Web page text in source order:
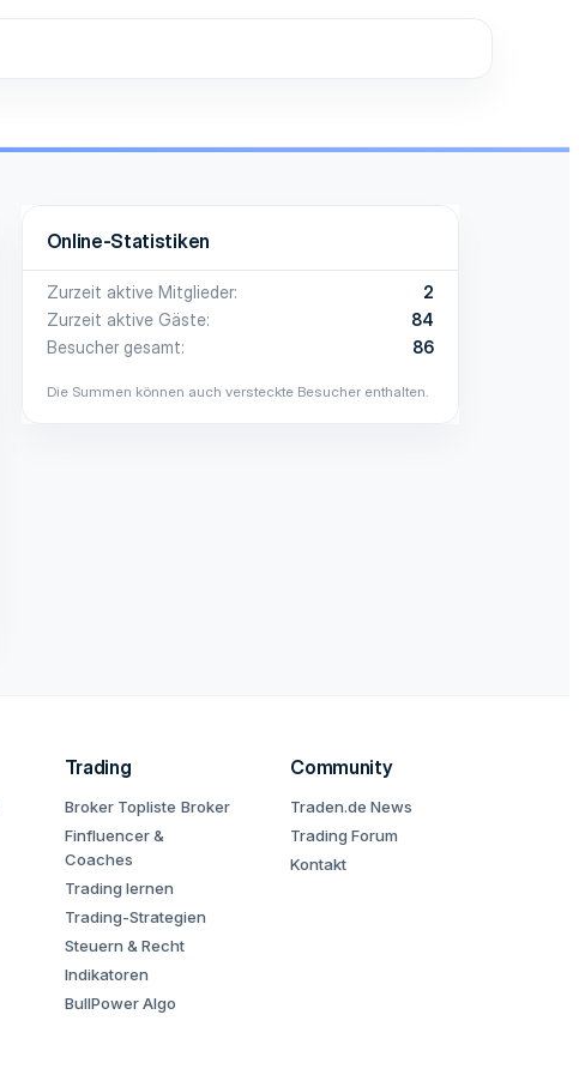
Online-Statistiken
Zurzeit aktive Mitglieder
2
Zurzeit aktive Gäste
84
Besucher gesamt
86
Die Summen können auch versteckte Besucher enthalten.
Trading
Broker Topliste Broker
Finfluencer &
Coaches
Trading lernen
Trading-Strategien
Steuern & Recht
Indikatoren
BullPower Algo
Community
Traden.de News
Trading Forum
Kontakt